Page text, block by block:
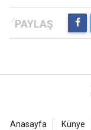
Anasayfa Künye